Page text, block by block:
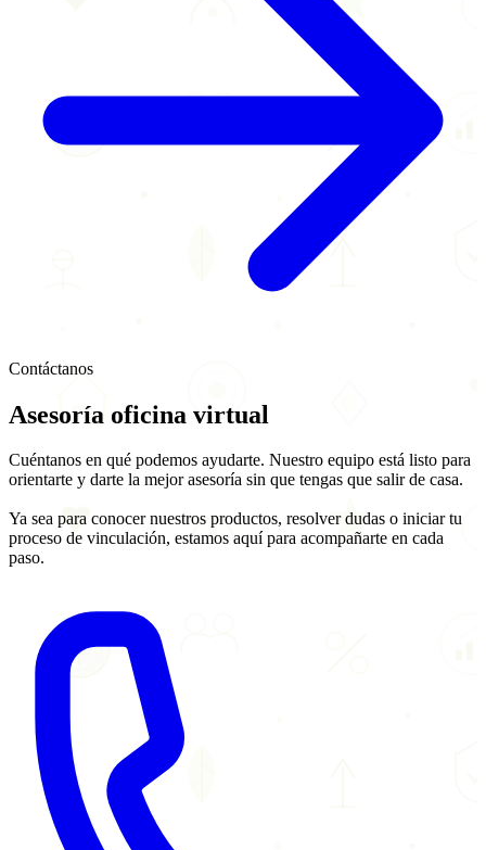
Contáctanos
Asesoría oficina virtual
Cuéntanos en qué podemos ayudarte. Nuestro equipo está listo para
orientarte y darte la mejor asesoría sin que tengas que salir de casa.
Ya sea para conocer nuestros productos, resolver dudas o iniciar tu
proceso de vinculación, estamos aquí para acompañarte en cada
paso.